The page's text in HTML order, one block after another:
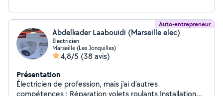
rénovation - Réparations diverses - Tout bricolage
Auto-entrepreneur
Abdelkader Laabouidi (Marseille elec)
Électricien
Marseille (Les Jonquilles)
4,8/5 (38 avis)
Présentation
Électricien de profession, mais j'ai d'autres
compétences : Réparation volets roulants Installation